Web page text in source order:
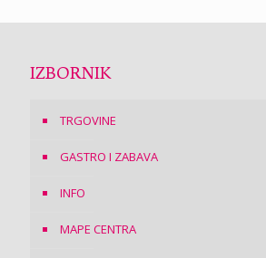
IZBORNIK
TRGOVINE
GASTRO I ZABAVA
INFO
MAPE CENTRA